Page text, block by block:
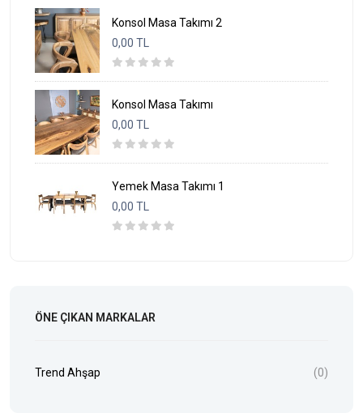
Konsol Masa Takımı 2
0,00 TL
Konsol Masa Takımı
0,00 TL
Yemek Masa Takımı 1
0,00 TL
ÖNE ÇIKAN MARKALAR
Trend Ahşap (0)